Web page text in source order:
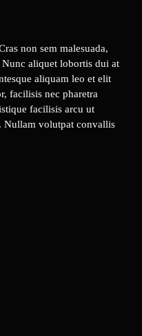
non sem malesuada,
aliquet lobortis dui at
aliquam leo et elit
facilisis nec pharetra
facilisis arcu ut
Nullam volutpat convallis